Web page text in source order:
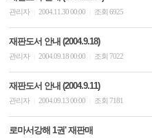
관리자 2004.11.30 00:00 조회 6925
재판도서 안내 (2004.9.18)
관리자 2004.09.18 00:00 조회 7022
재판도서 안내 (2004.9.11)
관리자 2004.09.13 00:00 조회 7181
로마서강해 1권' 재판매